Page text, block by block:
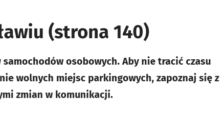
(strona 140)
osobowych. Aby nie tracić czasu
wolnych miejsc parkingowych, zapoznaj się z
zmian w komunikacji.